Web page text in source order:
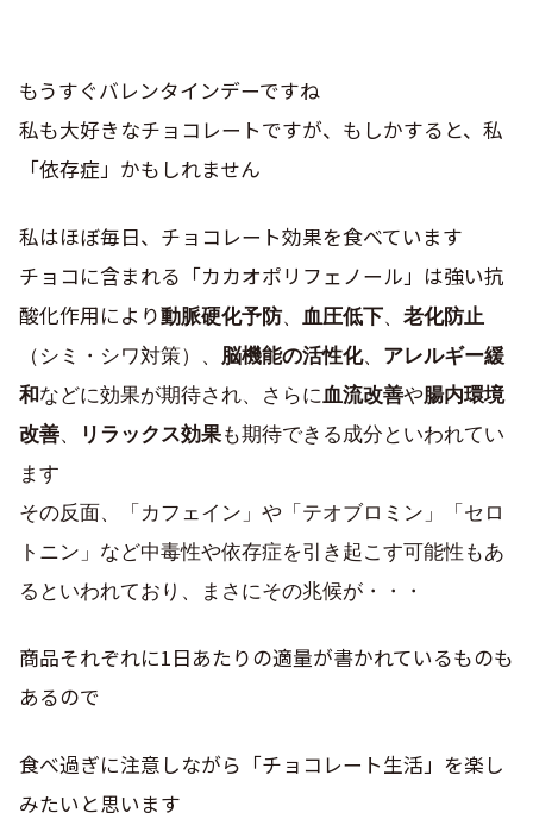
もうすぐバレンタインデーですね
私も大好きなチョコレートですが、もしかすると、私
「依存症」かもしれません
私はほぼ毎日、チョコレート効果を食べています
チョコに含まれる「カカオポリフェノール」は強い抗
酸化作用により動脈硬化予防、 血圧低下、 老化防止
（シミ・シワ対策）、 脳機能の活性化、 アレルギー緩
和などに効果が期待され、さらに血流改善や腸内環境
改善、 リラックス効果も期待できる成分といわれてい
ます
その反面、「カフェイン」や「テオブロミン」「セロ
トニン」など中毒性や依存症を引き起こす可能性もあ
るといわれており、まさにその兆候が・・・
商品それぞれに1日あたりの適量が書かれているものも
あるので
食べ過ぎに注意しながら「チョコレート生活」を楽し
みたいと思います